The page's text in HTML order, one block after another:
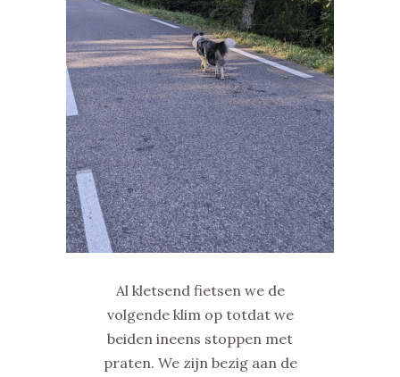
Al kletsend fietsen we de
volgende klim op totdat we
beiden ineens stoppen met
praten. We zijn bezig aan de